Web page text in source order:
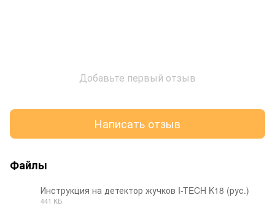
Добавьте первый отзыв
Написать отзыв
Файлы
Инструкция на детектор жучков I-TECH K18 (рус.)
441 КБ